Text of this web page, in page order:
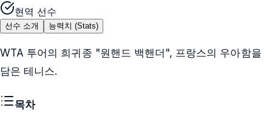
현역 선수
선수 소개 능력치 (Stats)
WTA 투어의 희귀종 "원핸드 백핸더", 프랑스의 우아함을
담은 테니스.
목차